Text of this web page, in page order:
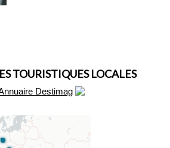
TOURISTIQUES LOCALES